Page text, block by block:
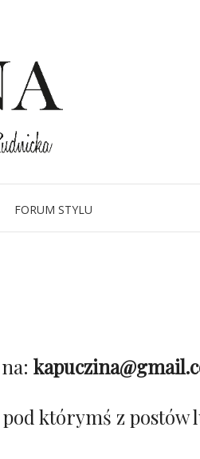
FORUM STYLU
którymś z postów